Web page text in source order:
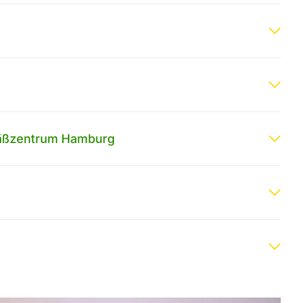
Hamburg